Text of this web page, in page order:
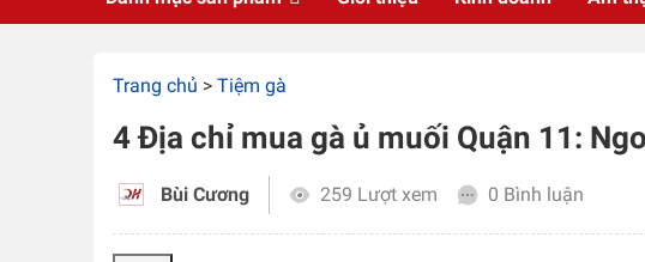
Trang chủ > Tiệm gà
4 Địa chỉ mua gà ủ muối Quận 11:
Bùi Cương 259 Lượt xem 0 Bình luận